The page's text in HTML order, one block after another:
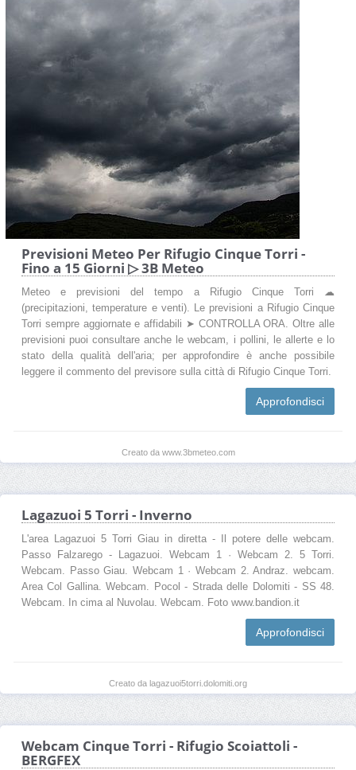
Previsioni Meteo Per Rifugio Cinque Torri -
Fino a 15 Giorni ▷ 3B Meteo
Meteo e previsioni del tempo a Rifugio Cinque Torri ☁
(precipitazioni, temperature e venti). Le previsioni a Rifugio Cinque
Torri sempre aggiornate e affidabili ➤ CONTROLLA ORA. Oltre alle
previsioni puoi consultare anche le webcam, i pollini, le allerte e lo
stato della qualità dell'aria; per approfondire è anche possibile
leggere il commento del previsore sulla città di Rifugio Cinque Torri.
Approfondisci
Creato da www.3bmeteo.com
Lagazuoi 5 Torri - Inverno
L'area Lagazuoi 5 Torri Giau in diretta - Il potere delle webcam.
Passo Falzarego - Lagazuoi. Webcam 1 · Webcam 2. 5 Torri.
Webcam. Passo Giau. Webcam 1 · Webcam 2. Andraz. webcam.
Area Col Gallina. Webcam. Pocol - Strada delle Dolomiti - SS 48.
Webcam. In cima al Nuvolau. Webcam. Foto www.bandion.it
Approfondisci
Creato da lagazuoi5torri.dolomiti.org
Webcam Cinque Torri - Rifugio Scoiattoli -
BERGFEX